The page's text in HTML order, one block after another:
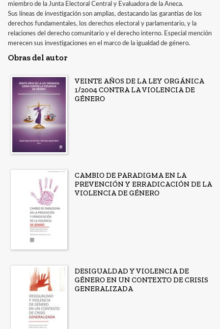
miembro de la Junta Electoral Central y Evaluadora de la Aneca.
Sus líneas de investigación son amplias, destacando las garantías de los
derechos fundamentales, los derechos electoral y parlamentario, y la
relaciones del derecho comunitario y el derecho interno. Especial mención
merecen sus investigaciones en el marco de la igualdad de género.
Obras del autor
VEINTE AÑOS DE LA LEY ORGÁNICA
1/2004 CONTRA LA VIOLENCIA DE
GÉNERO
CAMBIO DE PARADIGMA EN LA
PREVENCIÓN Y ERRADICACIÓN DE LA
VIOLENCIA DE GÉNERO
DESIGUALDAD Y VIOLENCIA DE
GÉNERO EN UN CONTEXTO DE CRISIS
GENERALIZADA